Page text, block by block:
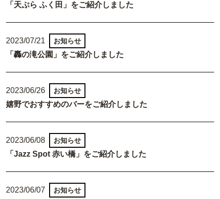
「天ぷら ふく田」をご紹介しました
「轟の滝公園」をご紹介しました
2023/07/21 お知らせ
嬉野でおすすめのバーをご紹介しました
2023/06/26 お知らせ
「Jazz Spot 赤い橋」をご紹介しました
2023/06/08 お知らせ
2023/06/07 お知らせ